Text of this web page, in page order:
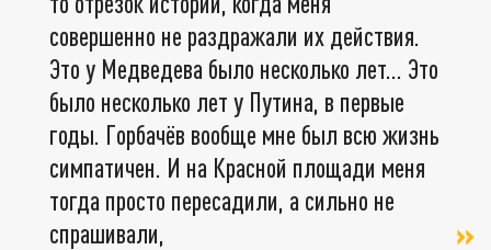
совершенно не раздражали их действия.
Это у Медведева было несколько лет… Это
было несколько лет у Путина, в первые
годы. Горбачёв вообще мне был всю жизнь
симпатичен. И на Красной площади меня
тогда просто пересадили, а сильно не
спрашивали,